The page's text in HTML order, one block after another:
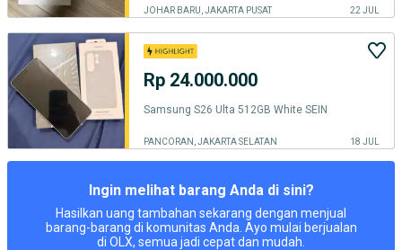
JOHAR BARU, JAKARTA PUSAT 22 JUL
Rp 24.000.000
Samsung S26 Ulta 512GB White SEIN
PANCORAN, JAKARTA SELATAN 18 JUL
Ingin melihat barang Anda di sini?
Hasilkan uang tambahan sekarang dengan menjual
barang-barang di komunitas Anda. Ayo mulai berjualan
di OLX, semua jadi cepat dan mudah.